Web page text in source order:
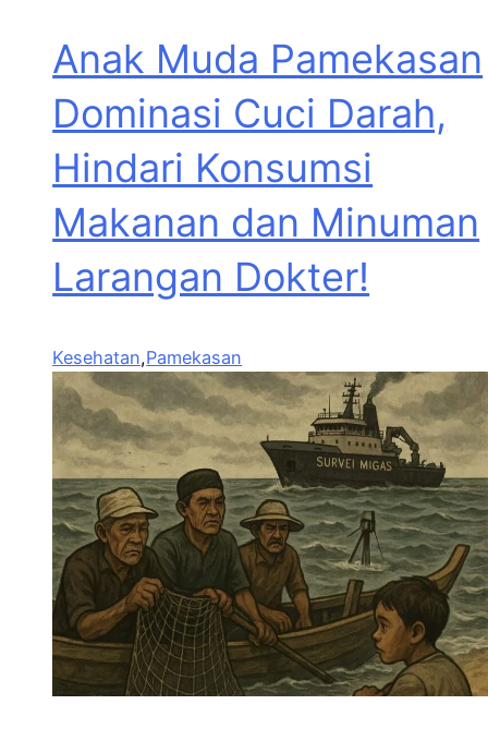
Anak Muda Pamekasan
Dominasi Cuci Darah,
Hindari Konsumsi
Makanan dan Minuman
Larangan Dokter!
Kesehatan,Pamekasan